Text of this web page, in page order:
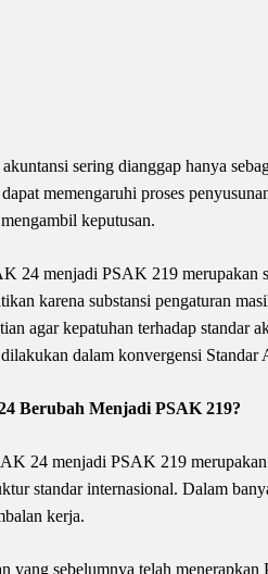
akuntansi sering dianggap hanya
memengaruhi proses
keputusan.
24 menjadi PSAK 219 merupakan
karena substansi pengaturan
agar kepatuhan terhadap standar
dalam konvergensi Standar
Berubah Menjadi PSAK 219?
24 menjadi PSAK 219
standar internasional. Dalam
kerja.
yang sebelumnya telah